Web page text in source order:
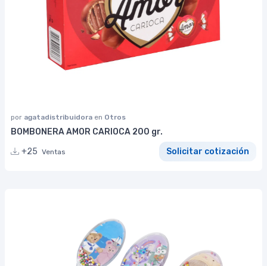
por agatadistribuidora en Otros
BOMBONERA AMOR CARIOCA 200 gr.
+25 Ventas Solicitar cotización